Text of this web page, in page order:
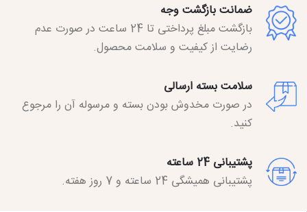
ضمانت بازگشت وجه
بازگشت مبلغ پرداختی تا 24 ساعت در صورت عدم
رضایت از کیفیت و سلامت محصول.
سلامت بسته ارسالی
در صورت مخدوش بودن بسته و مرسوله آن را مرجوع
کنید.
پشتیبانی 24 ساعته
پشتیبانی همیشگی 24 ساعته و 7 روز هفته.